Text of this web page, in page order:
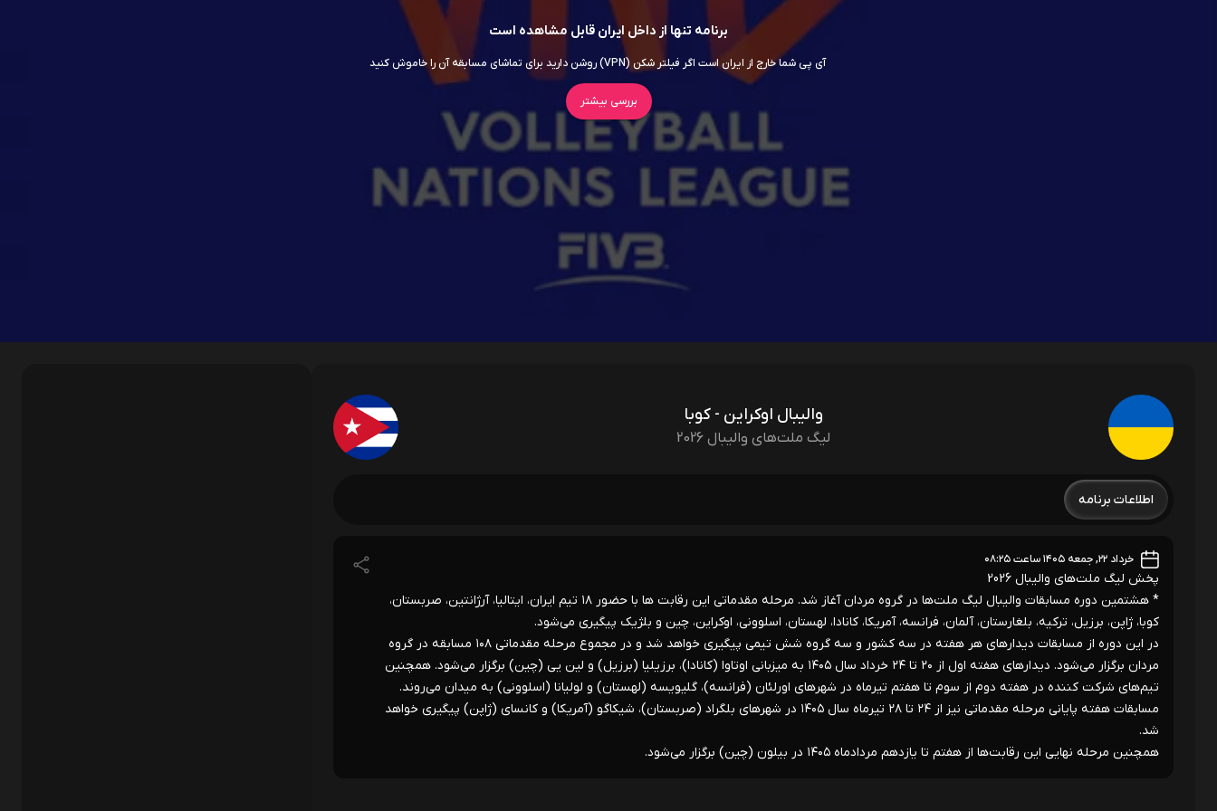
برنامه تنها از داخل ایران قابل مشاهده است
آی پی شما خارج از ایران است اگر فیلتر شکن (VPN) روشن دارید برای تماشای مسابقه آن را خاموش کنید
بررسی بیشتر
والیبال اوکراین - کوبا
لیگ ملت‌های والیبال 2026
اطلاعات برنامه
خرداد ۲۲, جمعه ۱۴۰۵ ساعت ۰۸:۲۵
پخش لیگ ملت‌های والیبال 2026
* هشتمین دوره مسابقات والیبال لیگ ملت‌ها در گروه مردان آغاز شد. مرحله مقدماتی این رقابت ها با حضور ۱۸ تیم ایران، ایتالیا، آرژانتین، صربستان،
کوبا، ژاپن، برزیل، ترکیه، بلغارستان، آلمان، فرانسه، آمریکا، کانادا، لهستان، اسلوونی، اوکراین، چین و بلژیک پیگیری می‌شود.
در این دوره از مسابقات دیدارهای هر هفته در سه کشور و سه گروه شش تیمی پیگیری خواهد شد و در مجموع مرحله مقدماتی ۱۰۸ مسابقه در گروه
مردان برگزار می‌شود. دیدارهای هفته اول از ۲۰ تا ۲۴ خرداد سال ۱۴۰۵ به میزبانی اوتاوا (کانادا)، برزیلیا (برزیل) و لین یی (چین) برگزار می‌شود. همچنین
تیم‌های شرکت کننده در هفته دوم از سوم تا هفتم تیرماه در شهرهای اورلئان (فرانسه)، گلیویسه (لهستان) و لولیانا (اسلوونی) به میدان می‌روند.
مسابقات هفته پایانی مرحله مقدماتی نیز از ۲۴ تا ۲۸ تیرماه سال ۱۴۰۵ در شهرهای بلگراد (صربستان)، شیکاگو (آمریکا) و کانسای (ژاپن) پیگیری خواهد
شد.
همچنین مرحله نهایی این رقابت‌ها از هفتم تا یازدهم مردادماه ۱۴۰۵ در بیلون (چین) برگزار می‌شود.
فیلم ها سریال ها
اربابان جهان
سوپرگرل
برادر کوچک 5.5 اودیسه 8.5 موانا
انولا هلمز 3
جعبه آبی 5.3